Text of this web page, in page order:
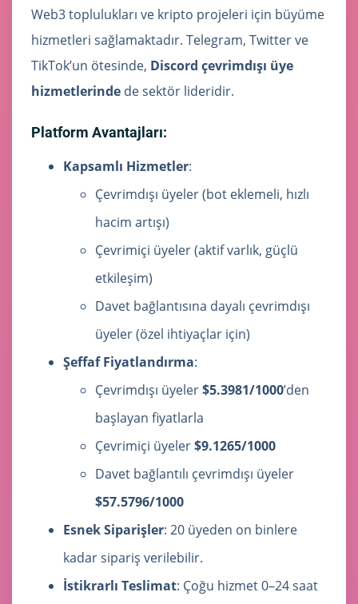
Web3 toplulukları ve kripto projeleri için büyüme
hizmetleri sağlamaktadır. Telegram, Twitter ve
TikTok’un ötesinde, Discord çevrimdışı üye
hizmetlerinde de sektör lideridir.
Platform Avantajları:
Kapsamlı Hizmetler:
Çevrimdışı üyeler (bot eklemeli, hızlı
hacim artışı)
Çevrimiçi üyeler (aktif varlık, güçlü
etkileşim)
Davet bağlantısına dayalı çevrimdışı
üyeler (özel ihtiyaçlar için)
Şeffaf Fiyatlandırma:
Çevrimdışı üyeler$5.3981/1000’den
başlayan fiyatlarla
Çevrimiçi üyeler$9.1265/1000
Davet bağlantılı çevrimdışı üyeler
$57.5796/1000
Esnek Siparişler: 20 üyeden on binlere
kadar sipariş verilebilir.
İstikrarlı Teslimat: Çoğu hizmet 0–24 saat